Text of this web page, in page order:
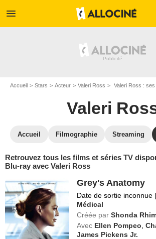
menu
Accueil Stars Acteur Valeri Ross Valeri Ross : ses
Valeri
Accueil Filmographie Streaming
Retrouvez tous les films et séries TV
Blu-ray avec Valeri Ross
Grey's Anatomy
Date de sortie inconnue |
Médical
Créée par Shonda
Avec Ellen Pompeo ,
James Pickens Jr.